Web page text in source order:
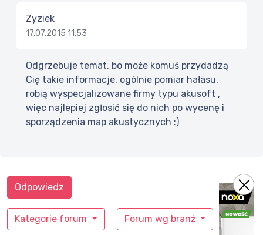
Zyziek
17.07.2015 11:53
Odgrzebuje temat, bo może komuś przydadzą
Cię takie informacje, ogólnie pomiar hałasu,
robią wyspecjalizowane firmy typu akusoft ,
więc najlepiej zgłosić się do nich po wycenę i
sporządzenia map akustycznych :)
Kategorie forum Forum wg branż
Odpowiedz